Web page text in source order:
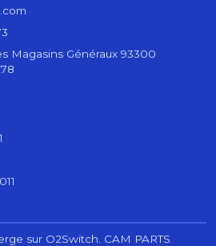
Magasins Généraux 93300
sur O2Switch. CAM PARTS